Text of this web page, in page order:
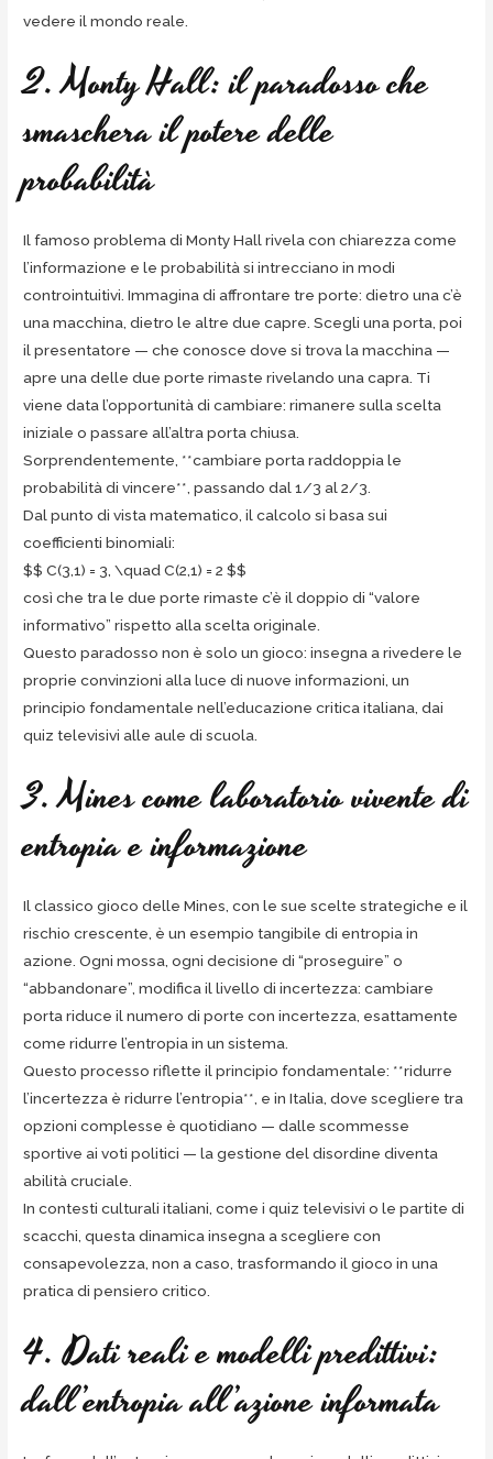
vedere il mondo reale.
2. Monty Hall: il paradosso che
smaschera il potere delle
probabilità
Il famoso problema di Monty Hall rivela con chiarezza come
l’informazione e le probabilità si intrecciano in modi
controintuitivi. Immagina di affrontare tre porte: dietro una c’è
una macchina, dietro le altre due capre. Scegli una porta, poi
il presentatore — che conosce dove si trova la macchina —
apre una delle due porte rimaste rivelando una capra. Ti
viene data l’opportunità di cambiare: rimanere sulla scelta
iniziale o passare all’altra porta chiusa.
Sorprendentemente, **cambiare porta raddoppia le
probabilità di vincere**, passando dal 1/3 al 2/3.
Dal punto di vista matematico, il calcolo si basa sui
coefficienti binomiali:
$$ C(3,1) = 3, \quad C(2,1) = 2 $$
così che tra le due porte rimaste c’è il doppio di “valore
informativo” rispetto alla scelta originale.
Questo paradosso non è solo un gioco: insegna a rivedere le
proprie convinzioni alla luce di nuove informazioni, un
principio fondamentale nell’educazione critica italiana, dai
quiz televisivi alle aule di scuola.
3. Mines come laboratorio vivente di
entropia e informazione
Il classico gioco delle Mines, con le sue scelte strategiche e il
rischio crescente, è un esempio tangibile di entropia in
azione. Ogni mossa, ogni decisione di “proseguire” o
“abbandonare”, modifica il livello di incertezza: cambiare
porta riduce il numero di porte con incertezza, esattamente
come ridurre l’entropia in un sistema.
Questo processo riflette il principio fondamentale: **ridurre
l’incertezza è ridurre l’entropia**, e in Italia, dove scegliere tra
opzioni complesse è quotidiano — dalle scommesse
sportive ai voti politici — la gestione del disordine diventa
abilità cruciale.
In contesti culturali italiani, come i quiz televisivi o le partite di
scacchi, questa dinamica insegna a scegliere con
consapevolezza, non a caso, trasformando il gioco in una
pratica di pensiero critico.
4. Dati reali e modelli predittivi:
dall’entropia all’azione informata